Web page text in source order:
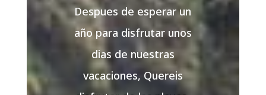
Despues de esperar un
año para disfrutar unos
dias de nuestras
vacaciones, Quereis